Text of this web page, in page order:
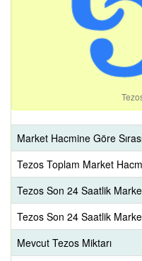
Market Hacmine Göre
Tezos Toplam Market
Tezos Son 24 Saatlik
Tezos Son 24 Saatlik
Mevcut Tezos Miktarı